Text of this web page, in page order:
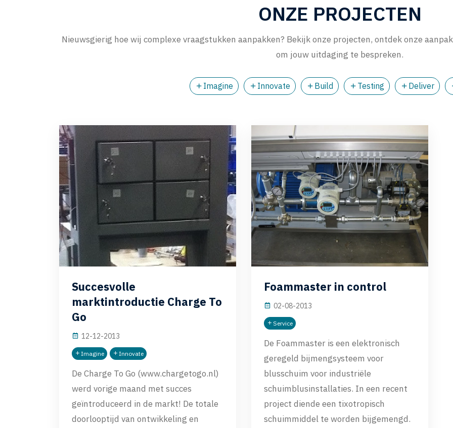
ONZE PROJECTEN
Nieuwsgierig hoe wij complexe vraagstukken aanpakken? Bekijk onze projecten, ontdek onze
om jouw uitdaging te bespreken.
Imagine Innovate Build Testing Deliver
Succesvolle
marktintroductie Charge To
Go
12-12-2013
Imagine Innovate
De Charge To Go (www.chargetogo.nl)
werd vorige maand met succes
geïntroduceerd in de markt! De totale
doorlooptijd van ontwikkeling en
Foammaster in control
02-08-2013
Service
De Foammaster is een elektronisch
geregeld bijmengsysteem voor
blusschuim voor industriële
schuimblusinstallaties. In een recent
project diende een tixotropisch
schuimmiddel te worden bijgemengd.